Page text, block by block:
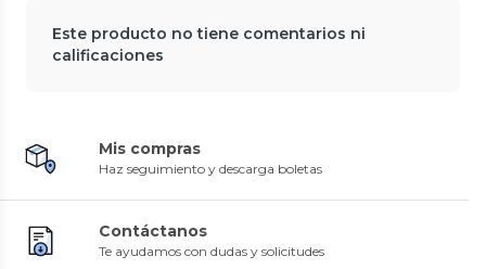
Este producto no tiene comentarios ni
calificaciones
Mis compras
Haz seguimiento y descarga boletas
Contáctanos
Te ayudamos con dudas y solicitudes